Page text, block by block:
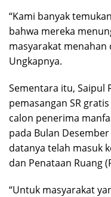
“Kami banyak
bahwa mereka
masyarakat
Ungkapnya.
Sementara itu, Saipul
pemasangan SR
calon penerima
pada Bulan
datanya telah masuk
dan Penataan Ruang
“Untuk masyarakat